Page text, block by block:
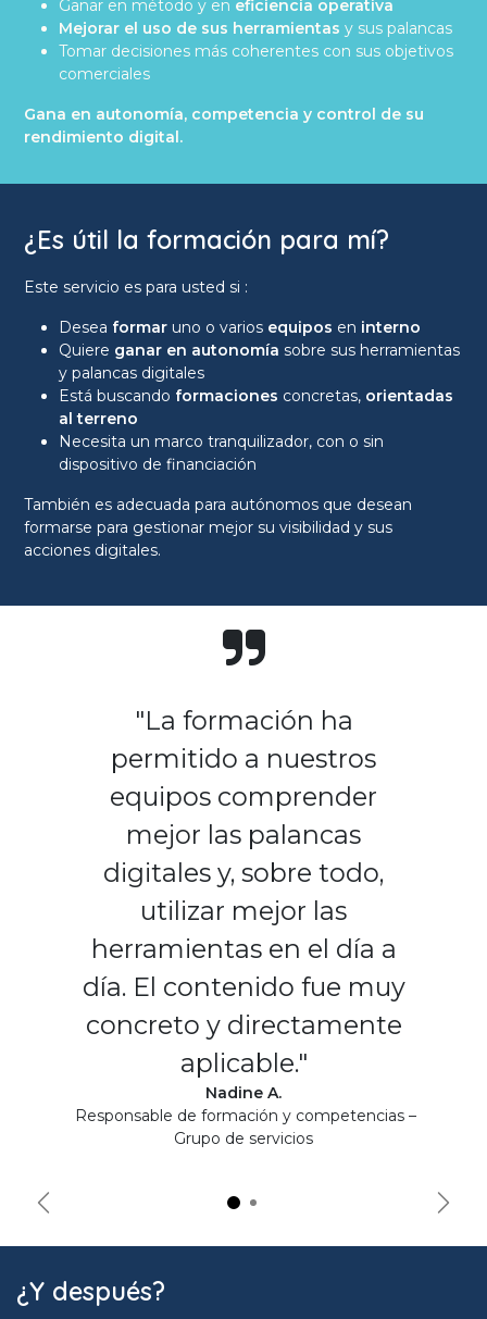
Ganar en método y en eficiencia operativa
Mejorar el uso de sus herramientasy sus palancas
Tomar decisiones más coherentes con sus objetivos
comerciales
Gana en autonomía, competencia y control de su
rendimiento digital.
¿Es útil la formación para mí?
Este servicio es para usted si :
Desea formar uno o varios equipos en interno
Quiere ganar en autonomíasobre sus herramientas
y palancas digitales
Está buscando formaciones concretas, orientadas
al terreno
Necesita un marco tranquilizador, con o sin
dispositivo de financiación
También es adecuada para autónomos que desean
formarse para gestionar mejor su visibilidad y sus
acciones digitales.
"La formación ha
permitido a nuestros
equipos comprender
mejor las palancas
digitales y, sobre todo,
utilizar mejor las
herramientas en el día a
día. El contenido fue muy
concreto y directamente
aplicable."
Nadine A.
Responsable de formación y competencias –
Grupo de servicios
Précédent
¿Y después?